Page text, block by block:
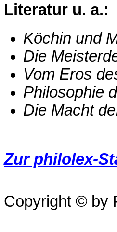
Literatur u. a.:
Köchin und
Die
Vom Eros
Philosophie
Die Macht
Zur philolex-
Copyright © by